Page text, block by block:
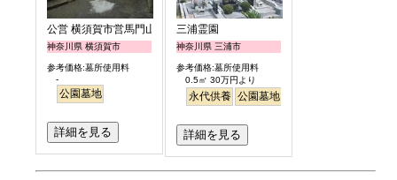
公営 横須賀市営馬門山墓地
神奈川県 横須賀市
参考価格:墓所使用料
-
公園墓地
詳細を見る
三浦霊園
神奈川県 三浦市
参考価格:墓所使用料
0.5㎡ 30万円より
永代供養 公園墓地
詳細を見る